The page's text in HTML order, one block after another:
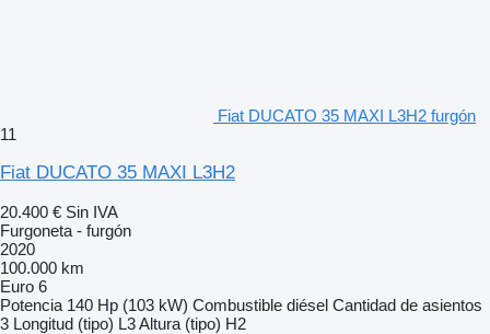
Fiat DUCATO 35 MAXI L3H2 furgón
11
Fiat DUCATO 35 MAXI L3H2
20.400 € Sin IVA
Furgoneta - furgón
2020
100.000 km
Euro 6
Potencia 140 Hp (103 kW) Combustible diésel Cantidad de asientos
3 Longitud (tipo) L3Altura (tipo) H2